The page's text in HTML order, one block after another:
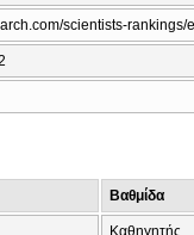
scientists-
Βαθμίδα